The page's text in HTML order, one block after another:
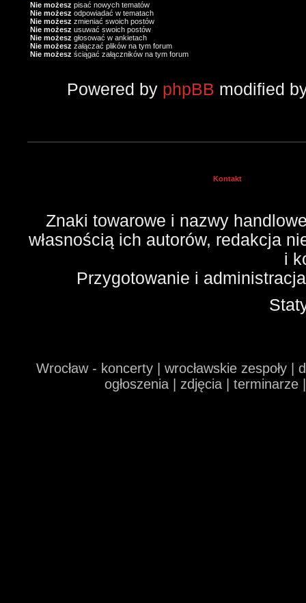
Nie możesz pisać nowych tematów
Nie możesz odpowiadać w tematach
Nie możesz zmieniać swoich postów
Nie możesz usuwać swoich postów
Nie możesz głosować w ankietach
Nie możesz załączać plików na tym forum
Nie możesz ściągać załączników na tym forum
Powered by phpBB modified
Kontakt
Znaki towarowe i nazwy
własnością ich autorów, redakcja
i
Przygotowanie i
Wrocław - koncerty | wrocławskie zespoły
ogłoszenia | zdjęcia |